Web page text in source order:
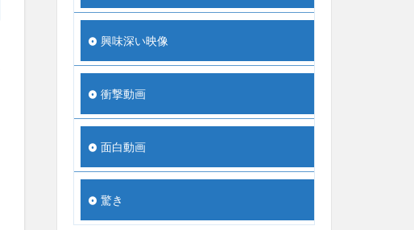
興味深い映像
衝撃動画
面白動画
驚き